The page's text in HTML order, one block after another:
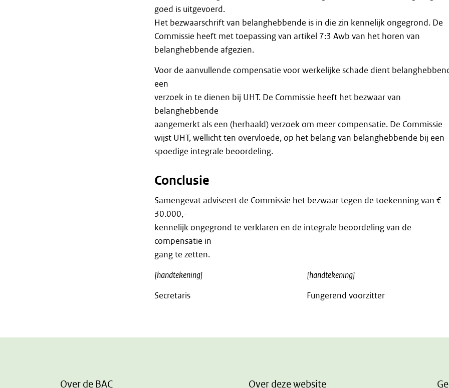
goed is uitgevoerd.
Het bezwaarschrift van belanghebbende is in die zin kennelijk ongegrond. De
Commissie heeft met toepassing van artikel 7:3 Awb van het horen van
belanghebbende afgezien.
Voor de aanvullende compensatie voor werkelijke schade dient
een
verzoek in te dienen bij UHT. De Commissie heeft het bezwaar van
belanghebbende
aangemerkt als een (herhaald) verzoek om meer compensatie. De Commissie
wijst UHT, wellicht ten overvloede, op het belang van belanghebbende bij een
spoedige integrale beoordeling.
Conclusie
Samengevat adviseert de Commissie het bezwaar tegen de toekenning van €
30.000,-
kennelijk ongegrond te verklaren en de integrale beoordeling van de
compensatie in
gang te zetten.
[handtekening]
Secretaris
[handtekening]
Fungerend voorzitter
Over de BAC Over deze website